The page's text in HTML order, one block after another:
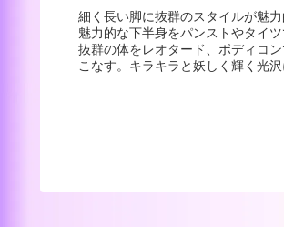
細く長い脚に抜群のスタイルが魅
魅力的な下半身をパンストやタイ
抜群の体をレオタード、ボディコ
こなす。キラキラと妖しく輝く光沢
ストッキングに触れているかの様